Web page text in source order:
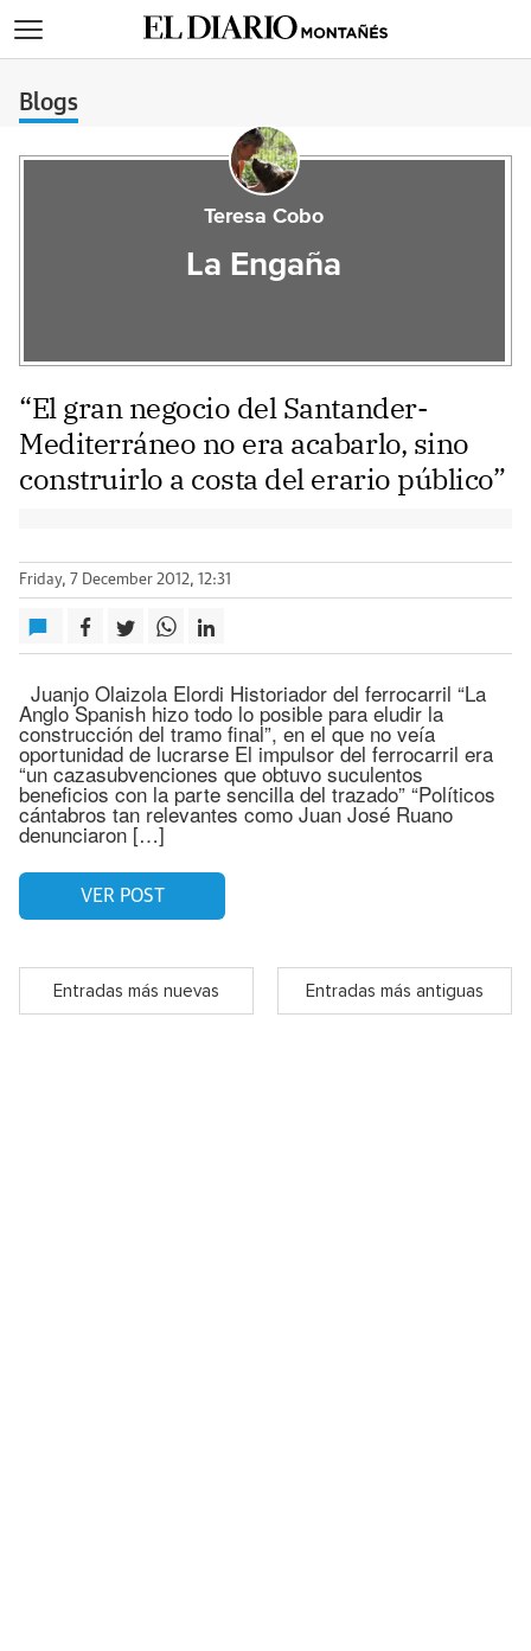
Blogs
Teresa Cobo
La Engaña
“El gran negocio del Santander-
Mediterráneo no era acabarlo, sino
construirlo a costa del erario público”
Friday, 7 December 2012, 12:31
Juanjo Olaizola Elordi Historiador del ferrocarril “La
Anglo Spanish hizo todo lo posible para eludir la
construcción del tramo final”, en el que no veía
oportunidad de lucrarse El impulsor del ferrocarril era
“un cazasubvenciones que obtuvo suculentos
beneficios con la parte sencilla del trazado” “Políticos
cántabros tan relevantes como Juan José Ruano
denunciaron […]
VER POST
Entradas más nuevas Entradas más antiguas